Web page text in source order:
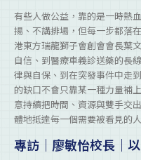
有些人做公益，靠的是一時熱
揚、不講排場，但每一步都落
港東方瑞龍獅子會創會會長葉
自信、到醫療車義診送藥的長
律與自保、到在突發事件中走
的缺口不會只靠某一種力量補
意持續把時間、資源與雙手交
體地抵達每一個需要被看見的人
專訪｜廖敏怡校長｜